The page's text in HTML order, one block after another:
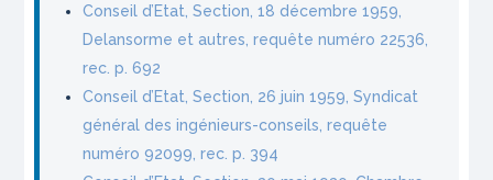
Conseil d’Etat, Section, 18 décembre 1959,
Delansorme et autres, requête numéro 22536,
rec. p. 692
Conseil d’Etat, Section, 26 juin 1959, Syndicat
général des ingénieurs-conseils, requête
numéro 92099, rec. p. 394